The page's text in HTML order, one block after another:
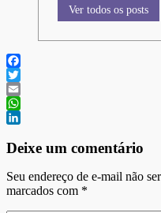
Ver todos os posts
Facebook
Twitter
Email
WhatsApp
Deixe um comentário
Seu endereço de e-mail não
marcados com *